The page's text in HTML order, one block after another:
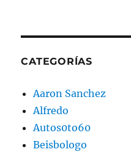
CATEGORÍAS
Aaron Sanchez
Alfredo
Autos0to60
Beisbologo